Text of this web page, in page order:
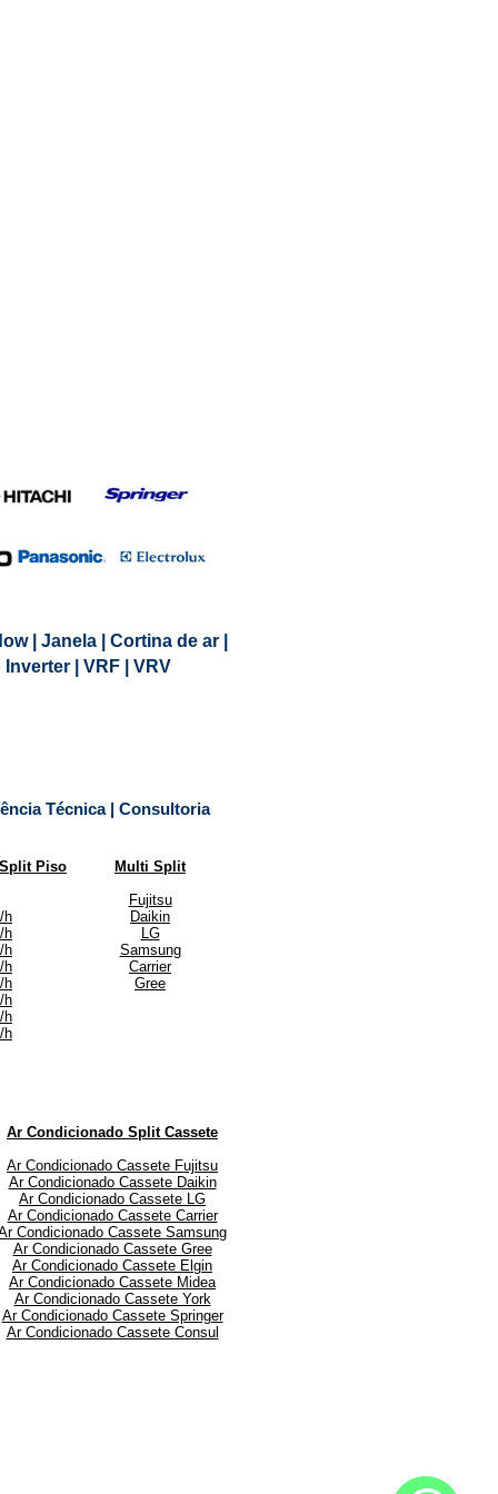
| Janela | Cortina de ar |
| VRF | VRV
Técnica | Consultoria
Piso
h
h
h
h
h
h
h
h
Multi Split
Fujitsu
Daikin
LG
Samsung
Carrier
Gree
Ar Condicionado Split Cassete
Ar Condicionado Cassete Fujitsu
Ar Condicionado Cassete Daikin
Ar Condicionado Cassete LG
Ar Condicionado Cassete Carrier
Condicionado Cassete Samsung
Ar Condicionado Cassete Gree
Ar Condicionado Cassete Elgin
Ar Condicionado Cassete Midea
Ar Condicionado Cassete York
Ar Condicionado Cassete Springer
Ar Condicionado Cassete Consul